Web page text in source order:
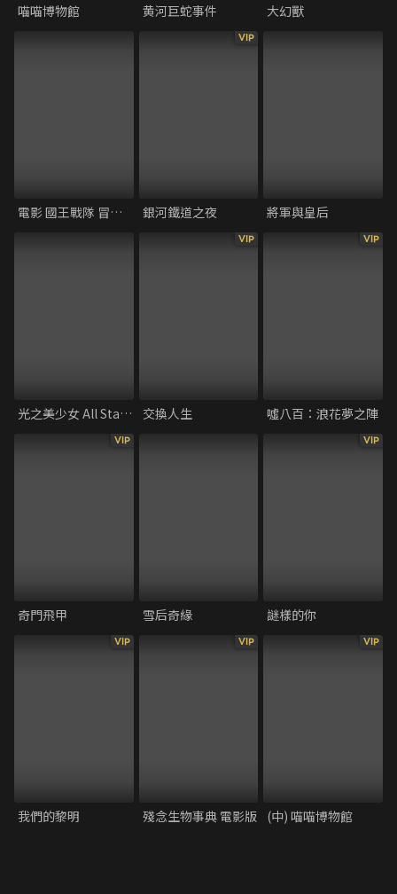
喵喵博物館 黄河巨蛇事件 大幻獸
電影 國王戰隊 冒險王國
VIP
銀河鐵道之夜 將軍與皇后
光之美少女 All Stars F
VIP
交換人生
VIP
噓八百：浪花夢之陣
VIP
奇門飛甲 雪后奇緣
VIP
謎樣的你
VIP
我們的黎明
VIP
殘念生物事典 電影版
VIP
(中) 喵喵博物館